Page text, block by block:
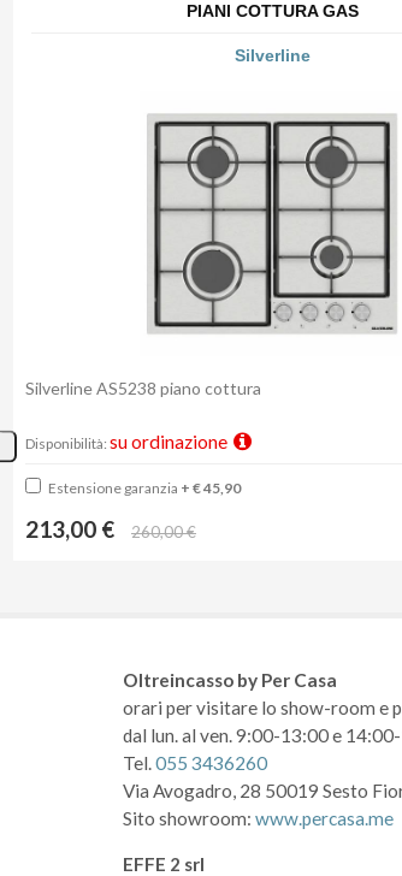
PIANI COTTURA GAS
Silverline
Silverline AS5238 piano cottura
Disponibilità: su ordinazione
Estensione garanzia + € 45,90
213,00 € 260,00 €
Oltreincasso by Per Casa
orari per visitare lo show-room e
dal lun. al ven. 9:00-13:00 e
Tel.055 3436260
Via Avogadro, 28 50019 Sesto
Sito showroom: www.percasa.me
EFFE 2 srl